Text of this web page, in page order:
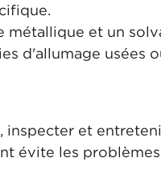
métallique et un
d'allumage usées
inspecter et
évite les